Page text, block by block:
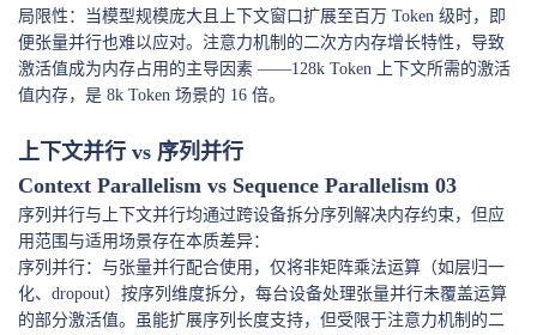
局限性：当模型规模庞大且上下文窗口扩展至百万 Token 级时，即
便张量并行也难以应对。注意力机制的二次方内存增长特性，导致
激活值成为内存占用的主导因素 ——128k Token 上下文所需的激活
值内存，是 8k Token 场景的 16 倍。
上下文并行 vs 序列并行
Context Parallelism vs Sequence Parallelism 03
序列并行与上下文并行均通过跨设备拆分序列解决内存约束，但应
用范围与适用场景存在本质差异：
序列并行：与张量并行配合使用，仅将非矩阵乘法运算（如层归一
化、dropout）按序列维度拆分，每台设备处理张量并行未覆盖运算
的部分激活值。虽能扩展序列长度支持，但受限于注意力机制的二